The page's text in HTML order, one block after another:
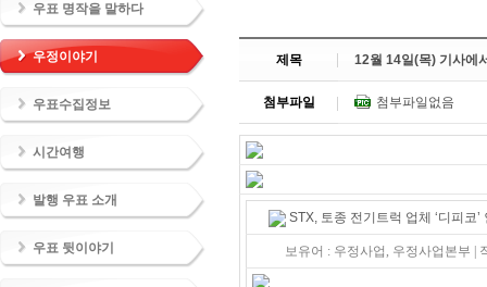
우표 명작을 말하다
우정이야기
우표수집정보
시간여행
발행 우표 소개
우표 뒷이야기
제목 12월 14일(목) 기사에
첨부파일 첨부파일없음
STX, 토종 전기트럭 업체 ‘디피코’
보유어 : 우정사업, 우정사업본부 |